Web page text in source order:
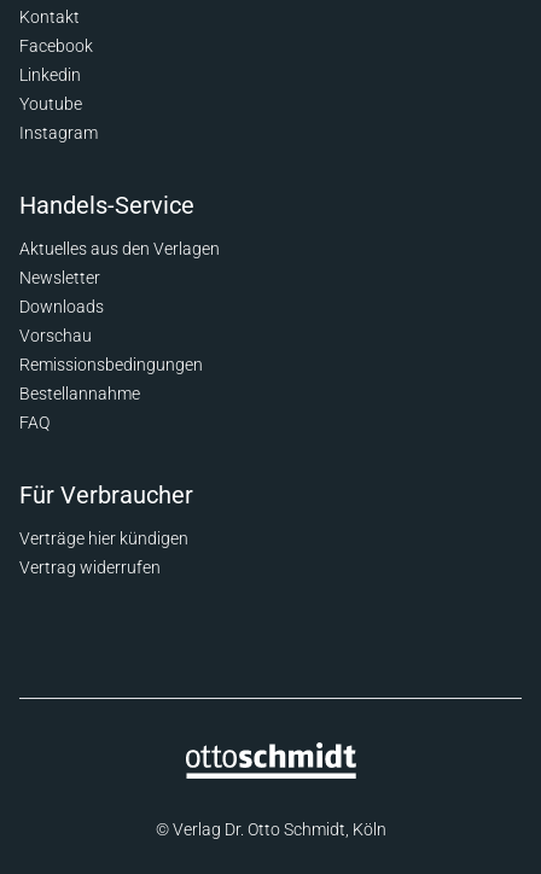
Kontakt
Facebook
Linkedin
Youtube
Instagram
Handels-Service
Aktuelles aus den Verlagen
Newsletter
Downloads
Vorschau
Remissionsbedingungen
Bestellannahme
FAQ
Für Verbraucher
Verträge hier kündigen
Vertrag widerrufen
© Verlag Dr. Otto Schmidt, Köln